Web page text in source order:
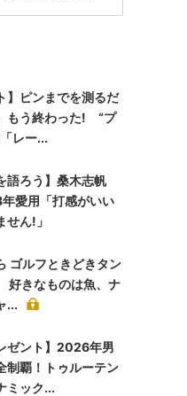
】ピンまでを測るだ
もう終わった! “プ
レー...
語ろう】桑木志帆
愛用「打感がいい
せん!」
ゴルフときどきタン
きなものは魚、ナ
...
ゼント】2026年男
制覇！トゥルーテン
ミック...